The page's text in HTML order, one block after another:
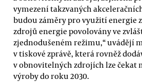
vymezení takzvaných
budou záměry pro využití energie
zdrojů energie povolovány ve
zjednodušeném režimu,“ uvádějí
v tiskové zprávě, která rovněž
v obnovitelných zdrojích lze čekat
výroby do roku 2030.